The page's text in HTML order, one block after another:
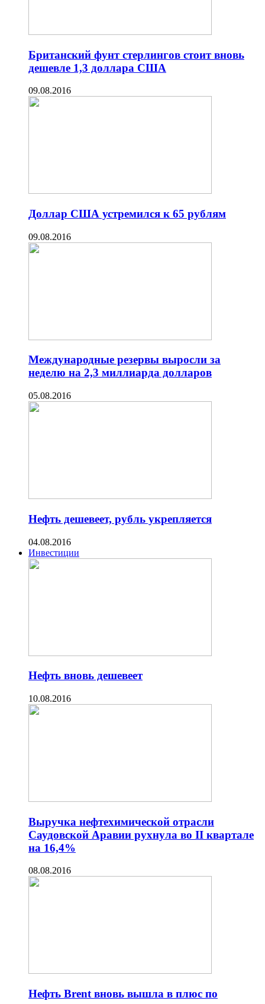
Британский фунт стерлингов стоит вновь
дешевле 1,3 доллара США
09.08.2016
Доллар США устремился к 65 рублям
09.08.2016
Международные резервы выросли за
неделю на 2,3 миллиарда долларов
05.08.2016
Нефть дешевеет, рубль укрепляется
04.08.2016
Инвестиции
Нефть вновь дешевеет
10.08.2016
Выручка нефтехимической отрасли
Саудовской Аравии рухнула во II квартале
на 16,4%
08.08.2016
Нефть Brent вновь вышла в плюс по